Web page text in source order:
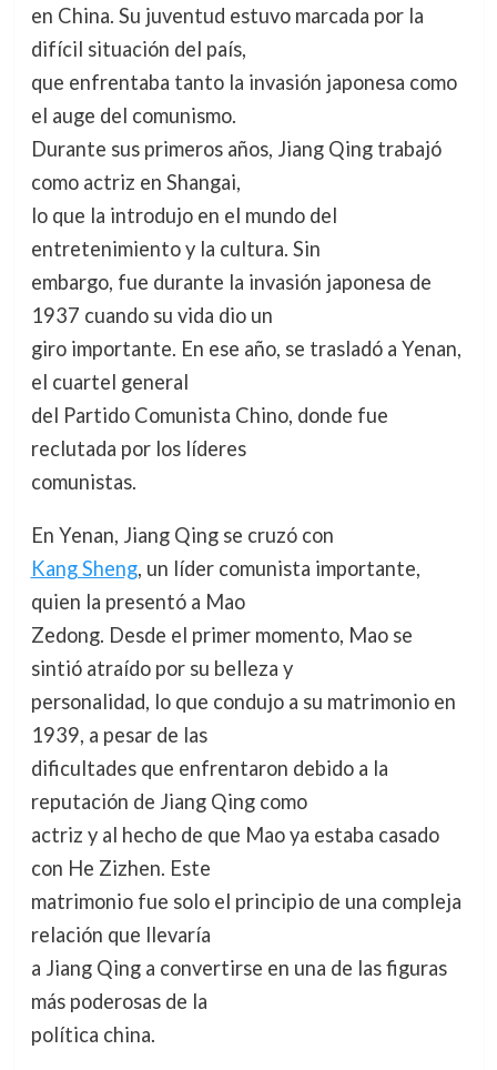
en China. Su juventud estuvo marcada por la
difícil situación del país,
que enfrentaba tanto la invasión japonesa como
el auge del comunismo.
Durante sus primeros años, Jiang Qing trabajó
como actriz en Shangai,
lo que la introdujo en el mundo del
entretenimiento y la cultura. Sin
embargo, fue durante la invasión japonesa de
1937 cuando su vida dio un
giro importante. En ese año, se trasladó a Yenan,
el cuartel general
del Partido Comunista Chino, donde fue
reclutada por los líderes
comunistas.
En Yenan, Jiang Qing se cruzó con
Kang Sheng, un líder comunista importante,
quien la presentó a Mao
Zedong. Desde el primer momento, Mao se
sintió atraído por su belleza y
personalidad, lo que condujo a su matrimonio en
1939, a pesar de las
dificultades que enfrentaron debido a la
reputación de Jiang Qing como
actriz y al hecho de que Mao ya estaba casado
con He Zizhen. Este
matrimonio fue solo el principio de una compleja
relación que llevaría
a Jiang Qing a convertirse en una de las figuras
más poderosas de la
política china.